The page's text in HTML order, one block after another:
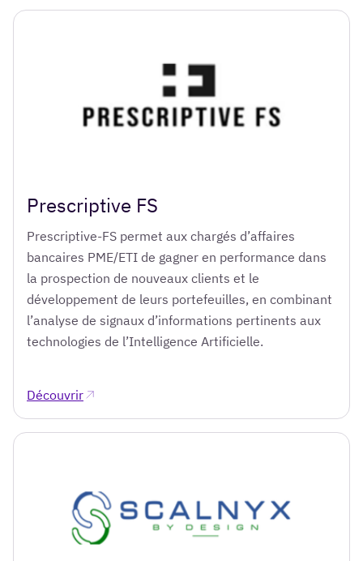
Prescriptive FS
Prescriptive-FS permet aux chargés d’affaires
bancaires PME/ETI de gagner en performance dans
la prospection de nouveaux clients et le
développement de leurs portefeuilles, en combinant
l’analyse de signaux d’informations pertinents aux
technologies de l’Intelligence Artificielle.
Découvrir